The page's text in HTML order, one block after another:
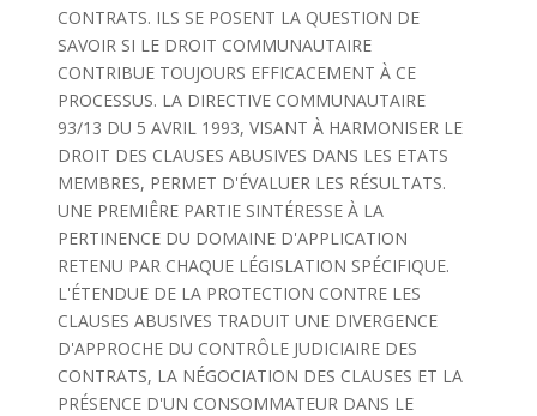
CONTRATS. ILS SE POSENT LA QUESTION DE
SAVOIR SI LE DROIT COMMUNAUTAIRE
CONTRIBUE TOUJOURS EFFICACEMENT À CE
PROCESSUS. LA DIRECTIVE COMMUNAUTAIRE
93/13 DU 5 AVRIL 1993, VISANT À HARMONISER LE
DROIT DES CLAUSES ABUSIVES DANS LES ETATS
MEMBRES, PERMET D'ÉVALUER LES RÉSULTATS.
UNE PREMIÊRE PARTIE SINTÉRESSE À LA
PERTINENCE DU DOMAINE D'APPLICATION
RETENU PAR CHAQUE LÉGISLATION SPÉCIFIQUE.
L'ÉTENDUE DE LA PROTECTION CONTRE LES
CLAUSES ABUSIVES TRADUIT UNE DIVERGENCE
D'APPROCHE DU CONTRÔLE JUDICIAIRE DES
CONTRATS, LA NÉGOCIATION DES CLAUSES ET LA
PRÉSENCE D'UN CONSOMMATEUR DANS LE